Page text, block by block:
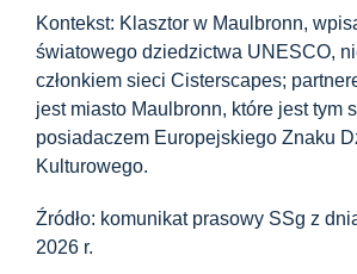
Kontekst: Klasztor w Maulbronn,
światowego dziedzictwa UNESCO,
członkiem sieci Cisterscapes;
jest miasto Maulbronn, które jest tym
posiadaczem Europejskiego Znaku
Kulturowego.
Źródło: komunikat prasowy SSg z
2026 r.